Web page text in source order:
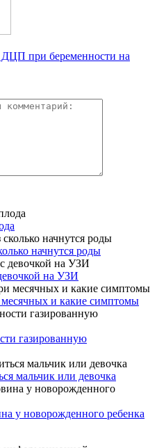
при беременности на
начнутся роды
на УЗИ
и какие симптомы
газированную
мальчик или девочка
у новорожденного ребенка